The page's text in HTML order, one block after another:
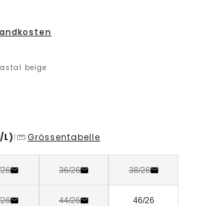
beige
L) | Grössentabelle
36/26 38/26
44/26 46/26